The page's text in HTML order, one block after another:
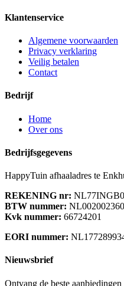
Klantenservice
Algemene voorwaarden
Privacy verklaring
Veilig betalen
Contact
Bedrijf
Home
Over ons
Bedrijfsgegevens
HappyTuin afhaaladres te
REKENING nr:
BTW nummer:
Kvk nummer: 66724201
EORI nummer:
Nieuwsbrief
Ontvang de beste